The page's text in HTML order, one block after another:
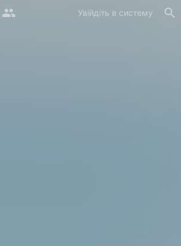
Увійдіть в систему